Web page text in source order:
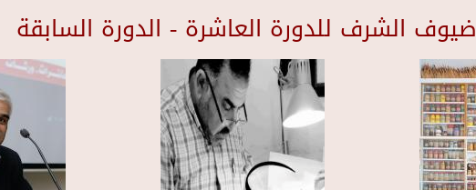
الشرف للدورة العاشرة - الدورة السابقة